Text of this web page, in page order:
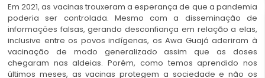
Em 2021, as vacinas trouxeram a esperança de que a pandemia
poderia ser controlada. Mesmo com a disseminação de
informações falsas, gerando desconfiança em relação a elas,
inclusive entre os povos indígenas, os Awa Guajá aderiram à
vacinação de modo generalizado assim que as doses
chegaram nas aldeias. Porém, como temos aprendido nos
últimos meses, as vacinas protegem a sociedade e não os